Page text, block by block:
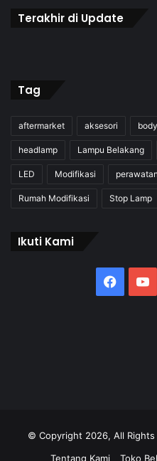
Terakhir di Update
Tag
aftermarket aksesori
headlamp Lampu Belakang
LED Modifikasi perawatan
Rumah Modifikasi Stop Lamp
Ikuti Kami
© Copyright 2026, All
Tentang Kami
Toko